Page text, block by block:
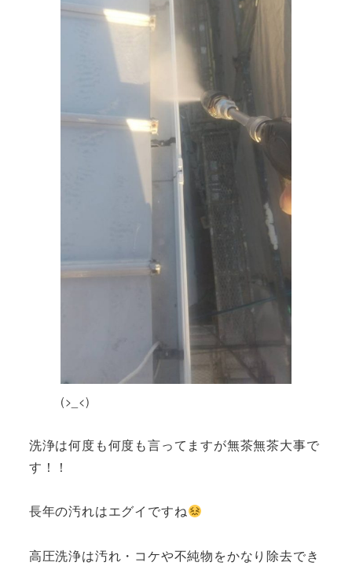
(>_<)
洗浄は何度も何度も言ってますが無茶無茶大事で
す！！
長年の汚れはエグイですね
高圧洗浄は汚れ・コケや不純物をかなり除去でき